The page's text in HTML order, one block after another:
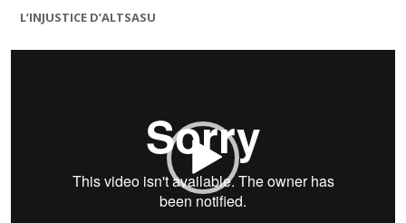
L’INJUSTICE D’ALTSASU
Lecteur